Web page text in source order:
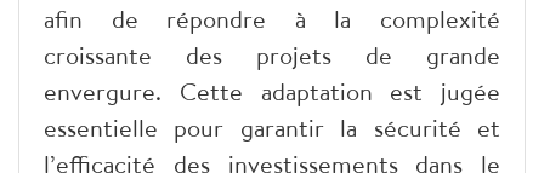
afin de répondre à la complexité
croissante des projets de grande
envergure. Cette adaptation est jugée
essentielle pour garantir la sécurité et
l’efficacité des investissements dans le